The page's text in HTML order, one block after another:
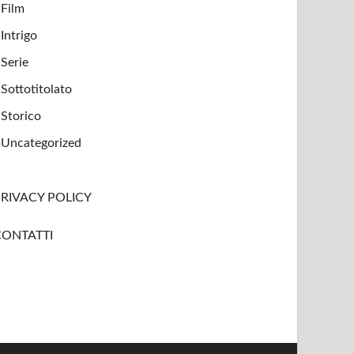
Film
Intrigo
Serie
Sottotitolato
Storico
Uncategorized
POLICY